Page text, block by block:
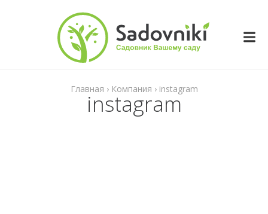
Главная › Компания › instagram
instagram